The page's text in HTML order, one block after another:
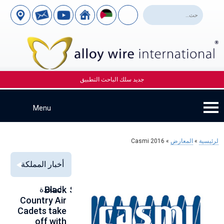
جديد سلك الباحث التطبيق
لرئيسية » المعارض »
Casmi 2016
أخبار المملكة
المتحدة
International
to toast its
80th
Strengthening
Global
Aerospace
Connections
Black
Country Air
Cadets take
off with